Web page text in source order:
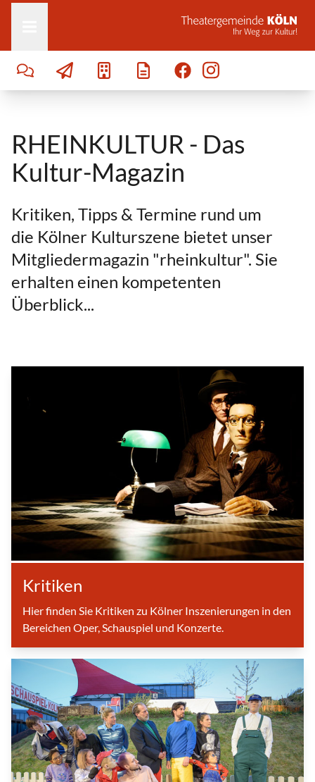
Zum Inhalt springen
RHEINKULTUR - Das
Kultur-Magazin
Kritiken, Tipps & Termine rund um
die Kölner Kulturszene bietet unser
Mitgliedermagazin "rheinkultur". Sie
erhalten einen kompetenten
Überblick...
Kritiken
Hier finden Sie Kritiken zu Kölner Inszenierungen in den
Bereichen Oper, Schauspiel und Konzerte.